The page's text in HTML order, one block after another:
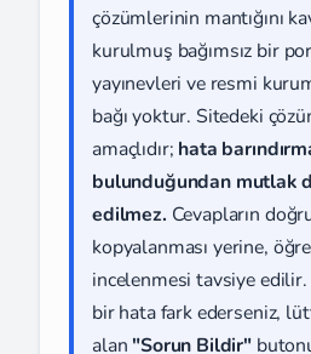
çözümlerinin mantığını
kurulmuş bağımsız bir
yayınevleri ve resmi
bağı yoktur. Sitedeki
amaçlıdır; hata
bulunduğundan mutlak
edilmez. Cevapların
kopyalanması yerine,
incelenmesi tavsiye
bir hata fark ederseniz,
alan "Sorun Bildir"